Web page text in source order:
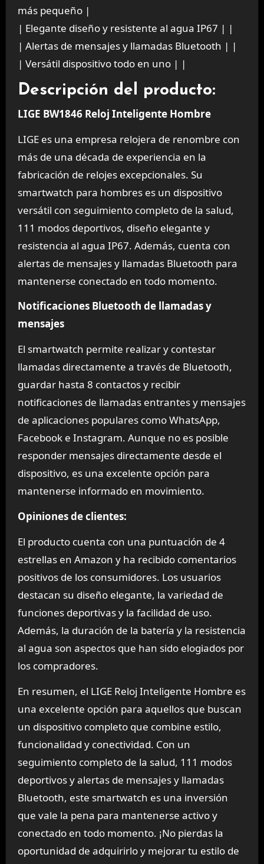
más pequeño |
| Elegante diseño y resistente al agua IP67 | |
| Alertas de mensajes y llamadas Bluetooth | |
| Versátil dispositivo todo en uno | |
Descripción del producto:
LIGE BW1846 Reloj Inteligente Hombre
LIGE es una empresa relojera de renombre con
más de una década de experiencia en la
fabricación de relojes excepcionales. Su
smartwatch para hombres es un dispositivo
versátil con seguimiento completo de la salud,
111 modos deportivos, diseño elegante y
resistencia al agua IP67. Además, cuenta con
alertas de mensajes y llamadas Bluetooth para
mantenerse conectado en todo momento.
Notificaciones Bluetooth de llamadas y
mensajes
El smartwatch permite realizar y contestar
llamadas directamente a través de Bluetooth,
guardar hasta 8 contactos y recibir
notificaciones de llamadas entrantes y mensajes
de aplicaciones populares como WhatsApp,
Facebook e Instagram. Aunque no es posible
responder mensajes directamente desde el
dispositivo, es una excelente opción para
mantenerse informado en movimiento.
Opiniones de clientes:
El producto cuenta con una puntuación de 4
estrellas en Amazon y ha recibido comentarios
positivos de los consumidores. Los usuarios
destacan su diseño elegante, la variedad de
funciones deportivas y la facilidad de uso.
Además, la duración de la batería y la resistencia
al agua son aspectos que han sido elogiados por
los compradores.
En resumen, el LIGE Reloj Inteligente Hombre es
una excelente opción para aquellos que buscan
un dispositivo completo que combine estilo,
funcionalidad y conectividad. Con un
seguimiento completo de la salud, 111 modos
deportivos y alertas de mensajes y llamadas
Bluetooth, este smartwatch es una inversión
que vale la pena para mantenerse activo y
conectado en todo momento. ¡No pierdas la
oportunidad de adquirirlo y mejorar tu estilo de